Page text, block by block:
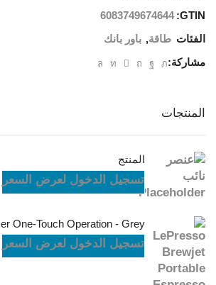
GTIN:
6083749674644
الفئات طاقة, باور بانك
مشاركة:
المنتجات
المنتج
تسجيل الدخول لعرض السعر
تسجيل الدخول لعرض السعر